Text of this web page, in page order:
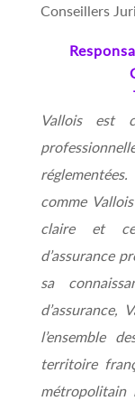
Conseillers
Vallois est
comme
claire et
d’assurance
sa
d’assurance,
l’ensemble
territoire
métropolitain